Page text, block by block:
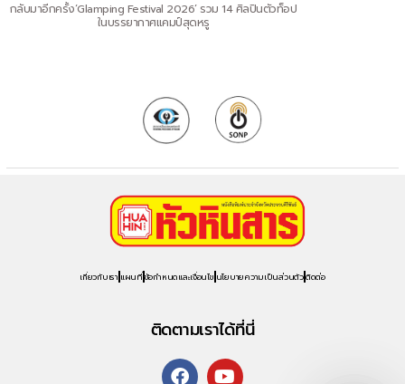
กลับมาอีกครั้ง‘Glamping Festival 2026’ รวม 14 ศิลปินตัวท็อป
ในบรรยากาศแคมป์สุดหรู
เกี่ยวกับเรา แผนที่ข้อกำหนดและเงื่อนไข นโยบายความเป็นส่วนตัวติดต่อ
ติดตามเราได้ที่นี่